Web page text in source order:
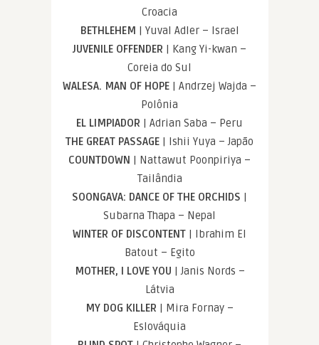
Croacia
BETHLEHEM | Yuval Adler – Israel
JUVENILE OFFENDER | Kang Yi-kwan –
Coreia do Sul
WALESA. MAN OF HOPE | Andrzej Wajda –
Polônia
EL LIMPIADOR | Adrian Saba – Peru
THE GREAT PASSAGE | Ishii Yuya – Japão
COUNTDOWN | Nattawut Poonpiriya –
Tailândia
SOONGAVA: DANCE OF THE ORCHIDS |
Subarna Thapa – Nepal
WINTER OF DISCONTENT | Ibrahim El
Batout – Egito
MOTHER, I LOVE YOU | Janis Nords –
Látvia
MY DOG KILLER | Mira Fornay –
Eslováquia